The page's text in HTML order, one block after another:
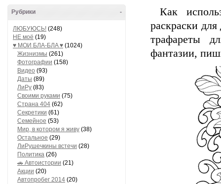
-
Рубрики
ЛЮБУЮСЬ! (248)
НЕ моё (19)
♥ МОИ БЛA-БЛA ♥ (1024)
Жизнизмы (261)
Фотографии (158)
Видео (93)
Даты (89)
ЛиРу (83)
Своими руками (75)
Страна 404 (62)
Секретики (61)
Семейное (53)
Мир, в котором я живу (38)
Остальное (29)
ЛиРушечкины встечи (28)
Политика (26)
🚗 Автоистории (21)
Акции (20)
Автопробег 2014 (20)
Как
раскраски
трафареты
фантазии,